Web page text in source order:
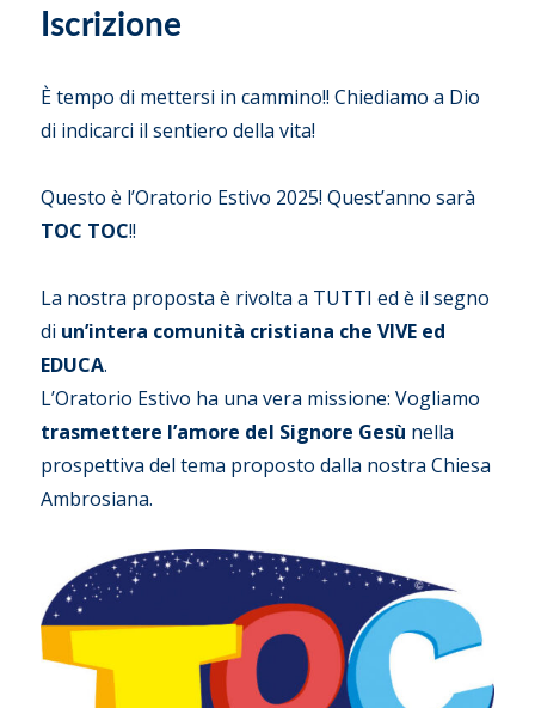
Iscrizione
È tempo di mettersi in cammino!! Chiediamo a Dio
di indicarci il sentiero della vita!
Questo è l’Oratorio Estivo 2025! Quest’anno sarà
TOC TOC!!
La nostra proposta è rivolta a TUTTI ed è il segno
di un’intera comunità cristiana che VIVE ed
EDUCA.
L’Oratorio Estivo ha una vera missione: Vogliamo
trasmettere l’amore del Signore Gesù nella
prospettiva del tema proposto dalla nostra Chiesa
Ambrosiana.